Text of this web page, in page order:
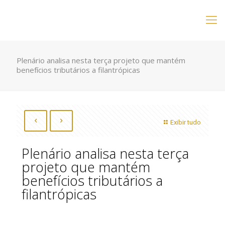
Plenário analisa nesta terça projeto que mantém
benefícios tributários a filantrópicas
Exibir tudo
Plenário analisa nesta terça
projeto que mantém
benefícios tributários a
filantrópicas